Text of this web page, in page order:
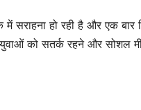
में सराहना हो रही है और एक
को सतर्क रहने और सोशल